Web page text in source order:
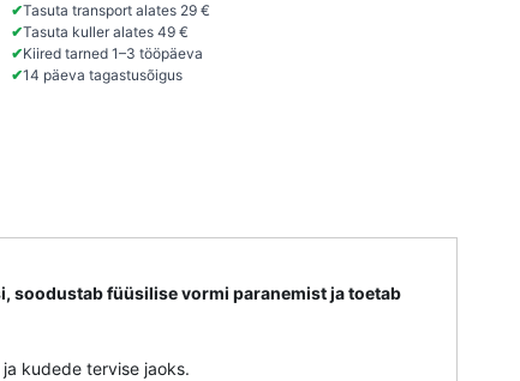
✔Tasuta transport alates 29 €
✔Tasuta kuller alates 49 €
✔Kiired tarned 1–3 tööpäeva
✔14 päeva tagastusõigus
soodustab füüsilise vormi paranemist ja toetab
kudede tervise jaoks.